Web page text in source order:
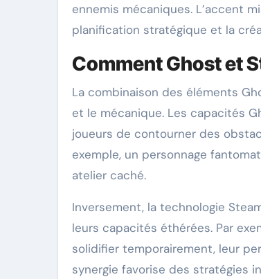
ennemis mécaniques. L’accent
planification stratégique et la
Comment Ghost et
La combinaison des éléments
et le mécanique. Les capacités
joueurs de contourner des
exemple, un personnage
atelier caché.
Inversement, la technologie
leurs capacités éthérées. Par
solidifier temporairement, leur
synergie favorise des stratégies